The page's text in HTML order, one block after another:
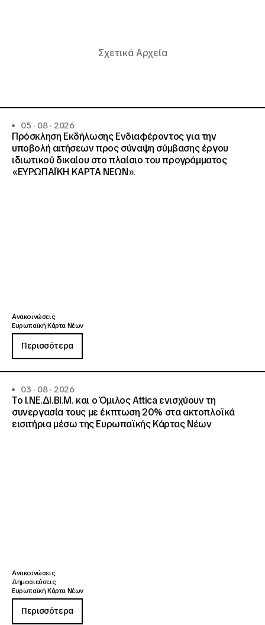
Σχετικά Αρχεία
05 · 08 · 2026
Πρόσκληση Εκδήλωσης Ενδιαφέροντος για την
υποβολή αιτήσεων προς σύναψη σύμβασης έργου
ιδιωτικού δικαίου στο πλαίσιο του προγράμματος
«ΕΥΡΩΠΑΪΚΗ ΚΑΡΤΑ ΝΕΩΝ».
Ανακοινώσεις
Ευρωπαϊκή Κάρτα Νέων
Περισσότερα
03 · 08 · 2026
Το Ι.ΝΕ.ΔΙ.ΒΙ.Μ. και o Όμιλος Attica ενισχύουν τη
συνεργασία τους με έκπτωση 20% στα ακτοπλοϊκά
εισιτήρια μέσω της Ευρωπαϊκής Κάρτας Νέων
Ανακοινώσεις
Δημοσιεύσεις
Ευρωπαϊκή Κάρτα Νέων
Περισσότερα